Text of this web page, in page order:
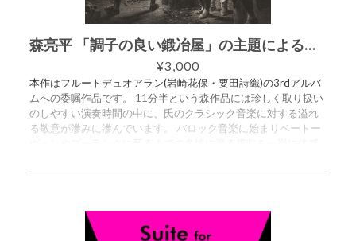
森亮平 「調子の良い鍛冶屋」の主題による変奏曲
¥3,000
本作はフルートデュオアラン(岩崎花保・要田詩織)の3rdアルバ
ムへの委嘱作品です。 11分半という森作品には珍しく取り扱い
のしやすい演奏時間の中に、氏のクラシック音楽に対する溢れ
る敬意が滲みに滲んでいます。 バロック音楽に始まりベートー
こを切り取っても形になる」という点もこの曲の汎用性の高さ
か。(解説 : ジミー前田) この楽曲のフルバージョンは以下のリン
クから聴く事が出来ます！ https://youtu.be/eqKJSwxk_Eo?si=K